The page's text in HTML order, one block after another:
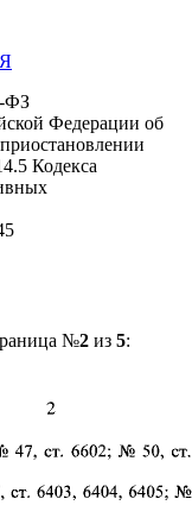
ФЗ
Федерации об
Кодекса
№2из 5: